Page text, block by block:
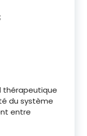
thérapeutique
du système
entre